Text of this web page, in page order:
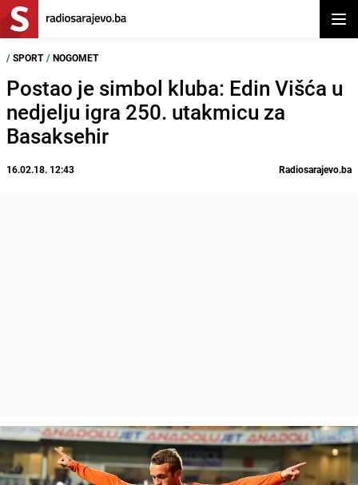
/ SPORT / NOGOMET
Postao je simbol kluba: Edin Višća u
nedjelju igra 250. utakmicu za
Basaksehir
16.02.18. 12:43 Radiosarajevo.ba